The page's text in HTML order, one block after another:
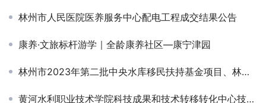
林州市人民医院医养服务中心配电工程成交结果公告
康养·文旅标杆游学｜全龄康养社区—康宁津园
林州市2023年第二批中央水库移民扶持基金项目、林州市2023年第二批地方水库移民扶持基金项目、林州市2024年中央水库移民扶持基金项目工程监理竞争性谈判公告
黄河水利职业技术学院科技成果和技术转移转化中心技术成果库建设项目成交公告￼